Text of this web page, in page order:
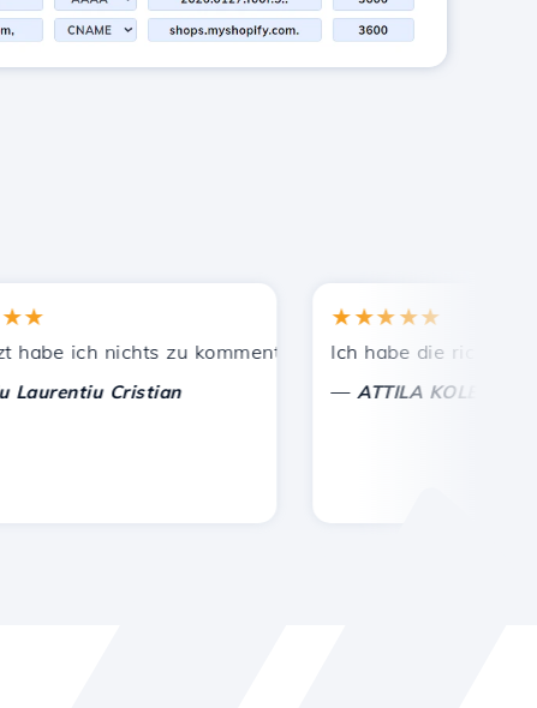
empfohlen.
Unterstützung!
ich nichts zu kommentieren, nur um zu schätzen.
Cristian
★★★★★
Ich habe die richtige
ATTILA KOLES